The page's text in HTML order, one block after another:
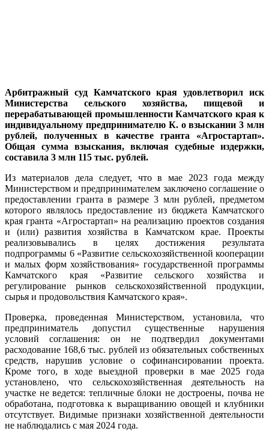
Арбитражный суд Камчатского края удовлетворил иск
Министерства сельского хозяйства, пищевой и
перерабатывающей промышленности Камчатского края к
индивидуальному предпринимателю К. о взыскании 3 млн
рублей, полученных в качестве гранта «Агростартап».
Общая сумма взыскания, включая судебные издержки,
составила 3 млн 115 тыс. рублей.
Из материалов дела следует, что в мае 2023 года между
Министерством и предпринимателем заключено соглашение о
предоставлении гранта в размере 3 млн рублей, предметом
которого являлось предоставление из бюджета Камчатского
края гранта «Агростартап» на реализацию проектов создания
и (или) развития хозяйства в Камчатском крае. Проекты
реализовывались в целях достижения результата
подпрограммы 6 «Развитие сельскохозяйственной кооперации
и малых форм хозяйствования» государственной программы
Камчатского края «Развитие сельского хозяйства и
регулирование рынков сельскохозяйственной продукции,
сырья и продовольствия Камчатского края».
Проверка, проведенная Министерством, установила, что
предприниматель допустил существенные нарушения
условий соглашения: он не подтвердил документами
расходование 168,6 тыс. рублей из обязательных собственных
средств, нарушив условие о софинансировании проекта.
Кроме того, в ходе выездной проверки в мае 2025 года
установлено, что сельскохозяйственная деятельность на
участке не ведется: тепличные блоки не достроены, почва не
обработана, подготовка к выращиванию овощей и клубники
отсутствует. Видимые признаки хозяйственной деятельности
не наблюдались с мая 2024 года.